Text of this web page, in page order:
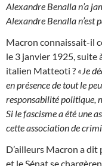
Alexandre Benalla n’a
Alexandre Benalla n’est
Macron connaissait-il
le 3 janvier 1925, suite
italien Matteoti ? «Je
en présence de tout le
responsabilité politique,
Si le fascisme a été une
cette association de
D’ailleurs Macron a
et le Sénat se